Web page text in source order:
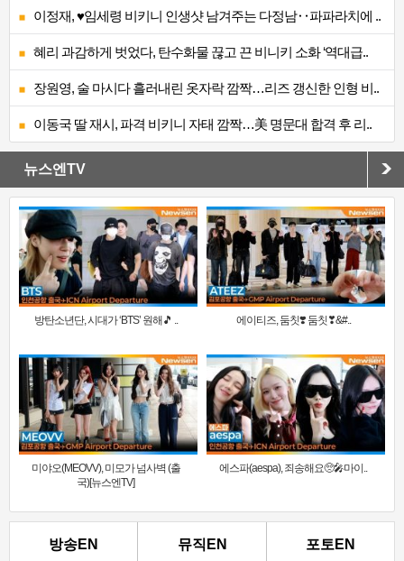
이정재, ♥임세령 비키니 인생샷 남겨주는 다정남‥파파라치에 ..
혜리 과감하게 벗었다, 탄수화물 끊고 끈 비니키 소화 ‘역대급..
장원영, 술 마시다 흘러내린 옷자락 깜짝…리즈 갱신한 인형 비..
이동국 딸 재시, 파격 비키니 자태 깜짝…美 명문대 합격 후 리..
뉴스엔TV
방탄소년단, 시대가 ‘BTS’ 원해🎵 .. 에이티즈, 둠칫❣️ 둠칫❣&#..
미야오(MEOVV), 미모가 넘사벽 (출
국)[뉴스엔TV]
에스파(aespa), 죄송해요🥺🎤마이..
방송EN 뮤직EN 포토EN